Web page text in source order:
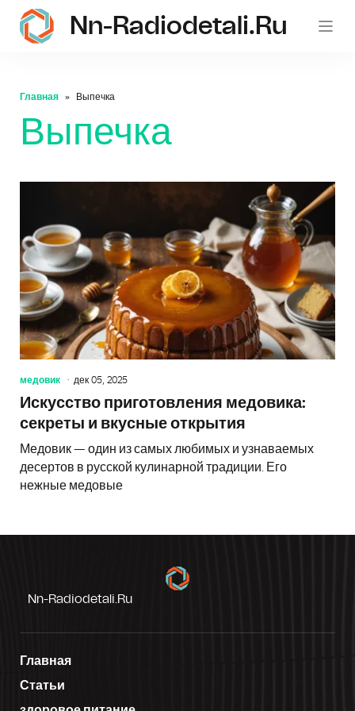
Nn-Radiodetali.ru
Главная Выпечка
Выпечка
медовик дек 05, 2025
Искусство приготовления медовика:
секреты и вкусные открытия
Медовик — один из самых любимых и узнаваемых
десертов в русской кулинарной традиции. Его
нежные медовые
Nn-Radiodetali.ru
Главная
Статьи